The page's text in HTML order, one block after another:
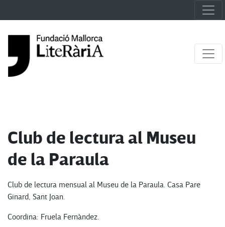
Club de lectura al Museu
de la Paraula
Club de lectura mensual al Museu de la Paraula. Casa Pare
Ginard, Sant Joan.
Coordina: Fruela Fernàndez.